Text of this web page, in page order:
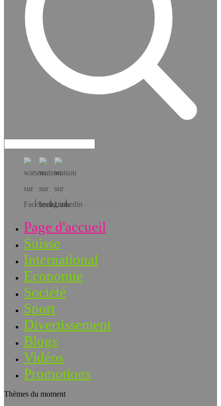
Téléchargez l’app!
Page d'accueil
Suisse
International
Economie
Société
Sport
Divertissement
Blogs
Vidéos
Promotions
Thèmes du moment